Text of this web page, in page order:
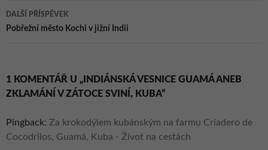
příspěvky
DALŠÍ PŘÍSPĚVEK
Pobřežní město Kochi v jižní Indii
1 KOMENTÁŘ U „INDIÁNSKÁ VESNICE GUAMÁ ANEB
ZKLAMÁNÍ V ZÁTOCE SVINÍ, KUBA“
Pingback: Za krokodýlem kubánským na farmu Criadero de
Cocodrilos, Guamá, Kuba - Život na cestách